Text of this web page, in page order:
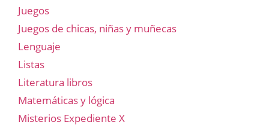
Juegos
Juegos de chicas, niñas y muñecas
Lenguaje
Listas
Literatura libros
Matemáticas y lógica
Misterios Expediente X